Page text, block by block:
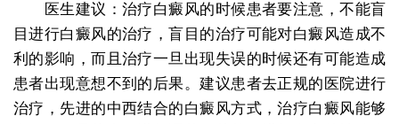
医生建议：治疗白癜风的时候患者要注意，不能盲
目进行白癜风的治疗，盲目的治疗可能对白癜风造成不
利的影响，而且治疗一旦出现失误的时候还有可能造成
患者出现意想不到的后果。建议患者去正规的医院进行
治疗，先进的中西结合的白癜风方式，治疗白癜风能够